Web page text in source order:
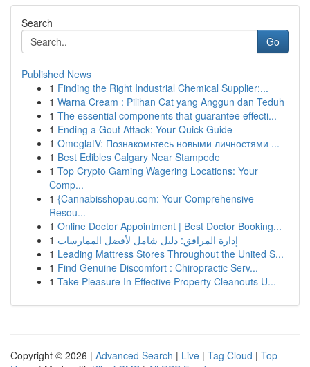
Search
Go
Published News
1 Finding the Right Industrial Chemical Supplier:...
1 Warna Cream : Pilihan Cat yang Anggun dan Teduh
1 The essential components that guarantee effecti...
1 Ending a Gout Attack: Your Quick Guide
1 OmeglatV: Познакомьтесь новыми личностями ...
1 Best Edibles Calgary Near Stampede
1 Top Crypto Gaming Wagering Locations: Your
Comp...
1 {Cannabisshopau.com: Your Comprehensive
Resou...
1 Online Doctor Appointment | Best Doctor Booking...
1 إدارة المرافق: دليل شامل لأفضل الممارسات
1 Leading Mattress Stores Throughout the United S...
1 Find Genuine Discomfort : Chiropractic Serv...
1 Take Pleasure In Effective Property Cleanouts U...
Copyright © 2026 | Advanced Search | Live | Tag Cloud | Top